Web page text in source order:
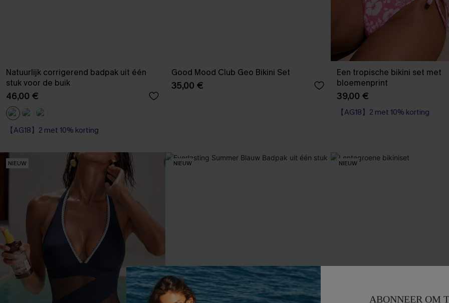
Natuurlijk corrigerend badpak uit één
stuk voor de buik
46,00 €
【AG18】2 met 10% korting
【AG18】2 met 10% korting
Good Mood Club Geo Bikini Set
35,00 €
Een tropische bikini set met
bloemenprint
39,00 €
【AG18】2 met 10% korting
NIEUW NIEUW NIEUW
ABONNEER OM